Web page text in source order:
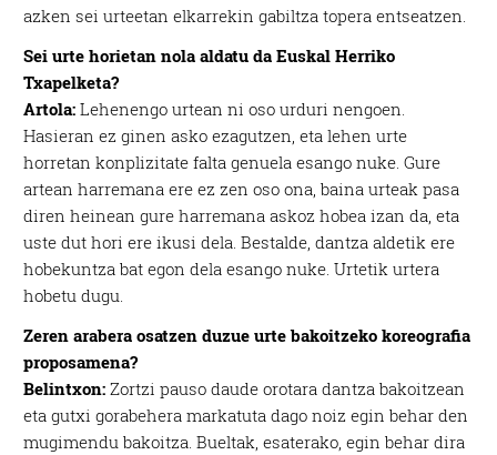
azken sei urteetan elkarrekin gabiltza topera entseatzen.
Sei urte horietan nola aldatu da Euskal Herriko
Txapelketa?
Artola: Lehenengo urtean ni oso urduri nengoen.
Hasieran ez ginen asko ezagutzen, eta lehen urte
horretan konplizitate falta genuela esango nuke. Gure
artean harremana ere ez zen oso ona, baina urteak pasa
diren heinean gure harremana askoz hobea izan da, eta
uste dut hori ere ikusi dela. Bestalde, dantza aldetik ere
hobekuntza bat egon dela esango nuke. Urtetik urtera
hobetu dugu.
Zeren arabera osatzen duzue urte bakoitzeko koreografia
proposamena?
Belintxon: Zortzi pauso daude orotara dantza bakoitzean
eta gutxi gorabehera markatuta dago noiz egin behar den
mugimendu bakoitza. Bueltak, esaterako, egin behar dira